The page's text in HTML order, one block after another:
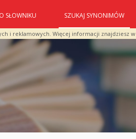
i reklamowych. Więcej informacji znajdziesz w
O SŁOWNIKU SZUKAJ SYNONIMÓW